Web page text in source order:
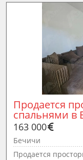
Продается
спальнями в
163 000
Бечичи
Продается